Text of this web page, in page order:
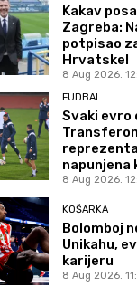
Kakav
Zagreba:
potpisao
Hrvatske!
8 Aug 2026.
FUDBAL
Svaki evro
napunjena
8 Aug 2026.
KOŠARKA
Bolomboj
Unikahu,
karijeru
8 Aug 2026.